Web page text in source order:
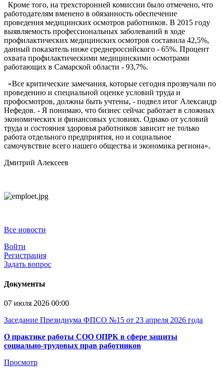
Кроме того, на трехсторонней комиссии было отмечено, что
работодателям вменено в обязанность обеспечение
проведения медицинских осмотров работников. В 2015 году
выявляемость профессиональных заболеваний в ходе
профилактических медицинских осмотров составила 42,5%,
данный показатель ниже среднероссийского - 65%. Процент
охвата профилактическими медицинскими осмотрами
работающих в Самарской области - 93,7%.
«Все критические замечания, которые сегодня прозвучали по
проведению и специальной оценке условий труда и
профосмотров, должны быть учтены, - подвел итог Александр
Нефедов. - Я понимаю, что бизнес сейчас работает в сложных
экономических и финансовых условиях. Однако от условий
труда и состояния здоровья работников зависит не только
работа отдельного предприятия, но и социальное
самочувствие всего нашего общества и экономика региона».
Дмитрий Алексеев
Все новости
Войти
Регистрация
Задать вопрос
Документы
07 июля 2026 00:00
Заседание Президиума ФПСО №15 от 23 апреля 2026 года
О практике работы СОО ОПРК в сфере защиты
социально-трудовых прав работников
Просмотр